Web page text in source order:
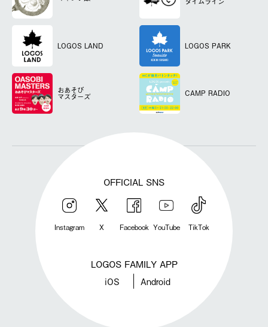
LOGOS LAND LOGOS PARK
おあそび
マスターズ CAMP RADIO
OFFICIAL SNS
Instagram X Facebook YouTube TikTok
LOGOS FAMILY APP
iOS Android